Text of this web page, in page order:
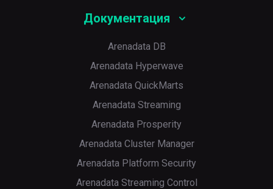
Документация
Arenadata DB
Arenadata Hyperwave
Arenadata QuickMarts
Arenadata Streaming
Arenadata Prosperity
Arenadata Cluster Manager
Arenadata Platform Security
Arenadata Streaming Control